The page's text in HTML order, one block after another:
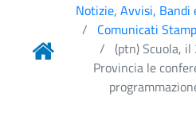
Notizie, Avvisi, Bandi
Comunicati
(ptn) Scuola,
Provincia le